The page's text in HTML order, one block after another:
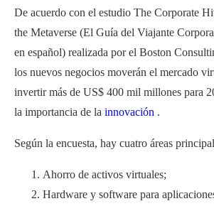
De acuerdo con el estudio The Corporate
the Metaverse (El Guía del Viajante
en español) realizada por el Boston
los nuevos negocios moverán el mercado
invertir más de US$ 400 mil millones para
la importancia de la innovación .
Según la encuesta, hay cuatro áreas
Ahorro de activos virtuales;
Hardware y software para